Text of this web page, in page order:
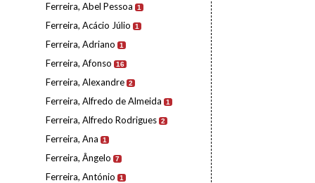
Ferreira, Abel Pessoa 1
Ferreira, Acácio Júlio 1
Ferreira, Adriano 1
Ferreira, Afonso 16
Ferreira, Alexandre 2
Ferreira, Alfredo de Almeida 1
Ferreira, Alfredo Rodrigues 2
Ferreira, Ana 1
Ferreira, Ângelo 7
Ferreira, António 1